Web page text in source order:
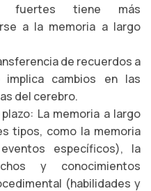
fuertes tiene más
a la memoria a largo
de recuerdos a
cambios en las
del cerebro.
La memoria a largo
tipos, como la memoria
específicos), la
y conocimientos
(habilidades y